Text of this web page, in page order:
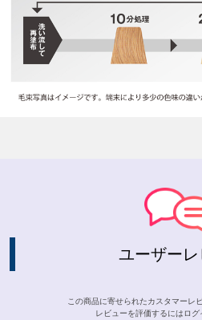
ユーザー
この商品に寄せられたカスタマーレ
レビューを評価するには ログ